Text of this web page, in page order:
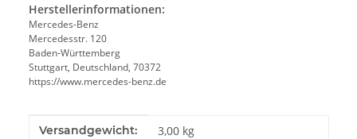
Herstellerinformationen:
Mercedes-Benz
Mercedesstr. 120
Baden-Württemberg
Stuttgart, Deutschland, 70372
https://www.mercedes-benz.de
Produkteigenschaft
Wert
Versandgewicht: 3,00 kg